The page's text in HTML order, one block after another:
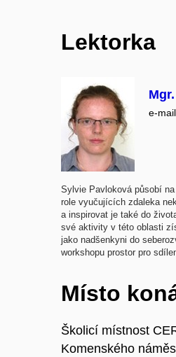
Lektorka
Sylvie Pavloková působí
role vyučujících zdaleka
a inspirovat je také do
své aktivity v této oblasti
jako nadšenkyni do
workshopu prostor pro
Místo
Školicí místnost
Komenského